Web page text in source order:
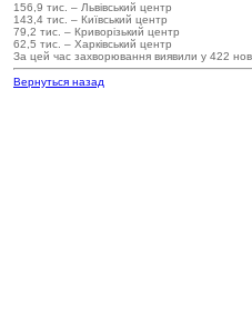
156,9 тис. – Львівський центр
143,4 тис. – Київський центр
79,2 тис. – Криворізький центр
62,5 тис. – Харківський центр
За цей час захворювання виявили у 422
Вернуться назад